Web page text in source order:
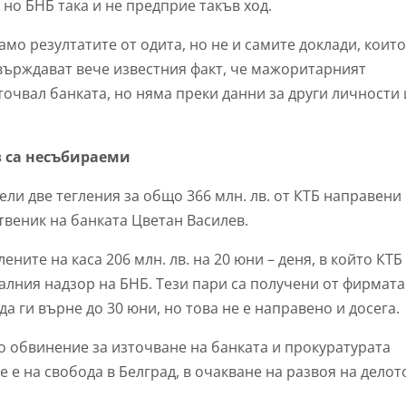
БНБ така и не предприе такъв ход.
резултатите от одита, но не и самите доклади,
вече известния факт, че мажоритарният
банката, но няма преки данни за други личности
са несъбираеми
две тегления за общо 366 млн. лв. от КТБ направени
на банката Цветан Василев.
на каса 206 млн. лв. на 20 юни – деня, в който КТБ
надзор на БНБ. Тези пари са получени от
ги върне до 30 юни, но това не е направено и досега.
за източване на банката и прокуратурата
на свобода в Белград, в очакване на развоя на